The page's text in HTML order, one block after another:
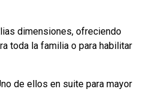
dimensiones, ofreciendo
toda la familia o para habilitar
de ellos en suite para mayor